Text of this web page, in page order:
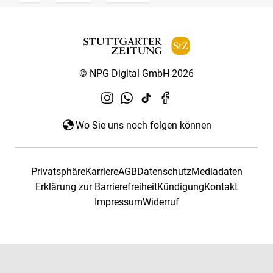
© NPG Digital GmbH 2026
Wo Sie uns noch folgen können
PrivatsphäreKarriereAGBDatenschutzMediadaten
Erklärung zur BarrierefreiheitKündigungKontakt
ImpressumWiderruf